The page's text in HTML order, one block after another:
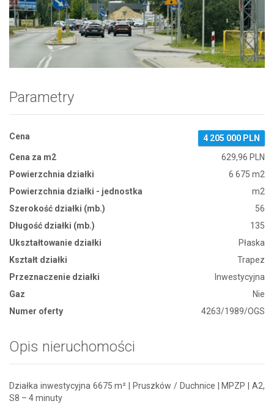
Zdjęcie 1
Parametry
Cena
4 205 000 PLN
Cena za m2
629,96 PLN
Powierzchnia działki
6 675 m2
Powierzchnia działki - jednostka
m2
Szerokość działki (mb.)
56
Długość działki (mb.)
135
Ukształtowanie działki
Płaska
Kształt działki
Trapez
Przeznaczenie działki
Inwestycyjna
Gaz
Nie
Numer oferty
4263/1989/OGS
Opis nieruchomości
Działka inwestycyjna 6675 m² | Pruszków / Duchnice | MPZP | A2,
S8 – 4 minuty